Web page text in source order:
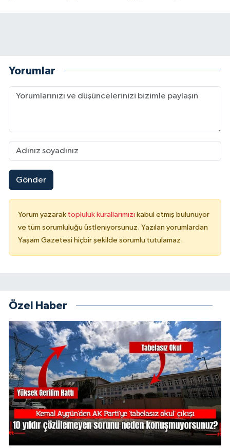
Yorumlar
Gönder
Yorum yazarak topluluk kurallarımızı kabul etmiş bulunuyor
ve tüm sorumluluğu üstleniyorsunuz. Yazılan yorumlardan
Yaşam Gazetesi hiçbir şekilde sorumlu tutulamaz.
Özel Haber